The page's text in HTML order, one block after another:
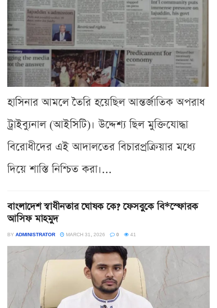
হাসিনার আমলে তৈরি হয়েছিল আন্তর্জাতিক অপরাধ
ট্রাইব্যুনাল (আইসিটি)। উদ্দেশ্য ছিল মুক্তিযোদ্ধা
বিরোধীদের এই আদালতের বিচারপ্রক্রিয়ার মধ্যে
দিয়ে শাস্তি নিশ্চিত করা।...
বাংলাদেশ স্বাধীনতার ঘোষক কে? ফেসবুকে বি*স্ফোরক
আসিফ মাহমুদ
BY ADMINISTRATOR MARCH 31, 2026 0 41